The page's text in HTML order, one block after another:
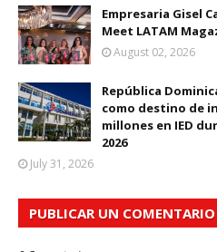
Empresaria Gisel
Meet LATAM
August 02, 2026
República
como destino de
millones en IED
2026
July 31, 2026
PUBLICAR UN COMENTARIO